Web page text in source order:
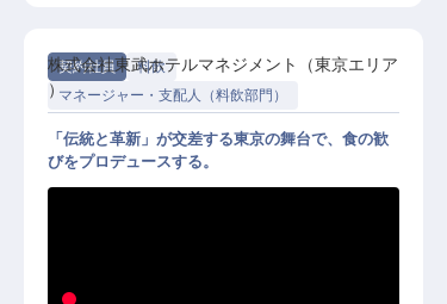
契約社員
料飲
マネージャー・支配人（料飲部門）
株式会社東武ホテルマネジメント（東京エリア
）
「伝統と革新」が交差する東京の舞台で、食の歓
びをプロデュースする。